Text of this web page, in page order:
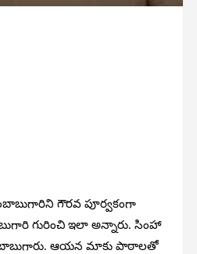
గౌరవ పూర్వకంగా
గురించి ఇలా అన్నారు. సింహా
ఆయన మాకు పాఠాలతో